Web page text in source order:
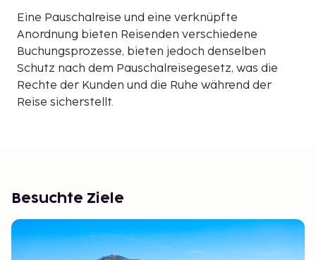
Eine Pauschalreise und eine verknüpfte
Anordnung bieten Reisenden verschiedene
Buchungsprozesse, bieten jedoch denselben
Schutz nach dem Pauschalreisegesetz, was die
Rechte der Kunden und die Ruhe während der
Reise sicherstellt.
Besuchte Ziele